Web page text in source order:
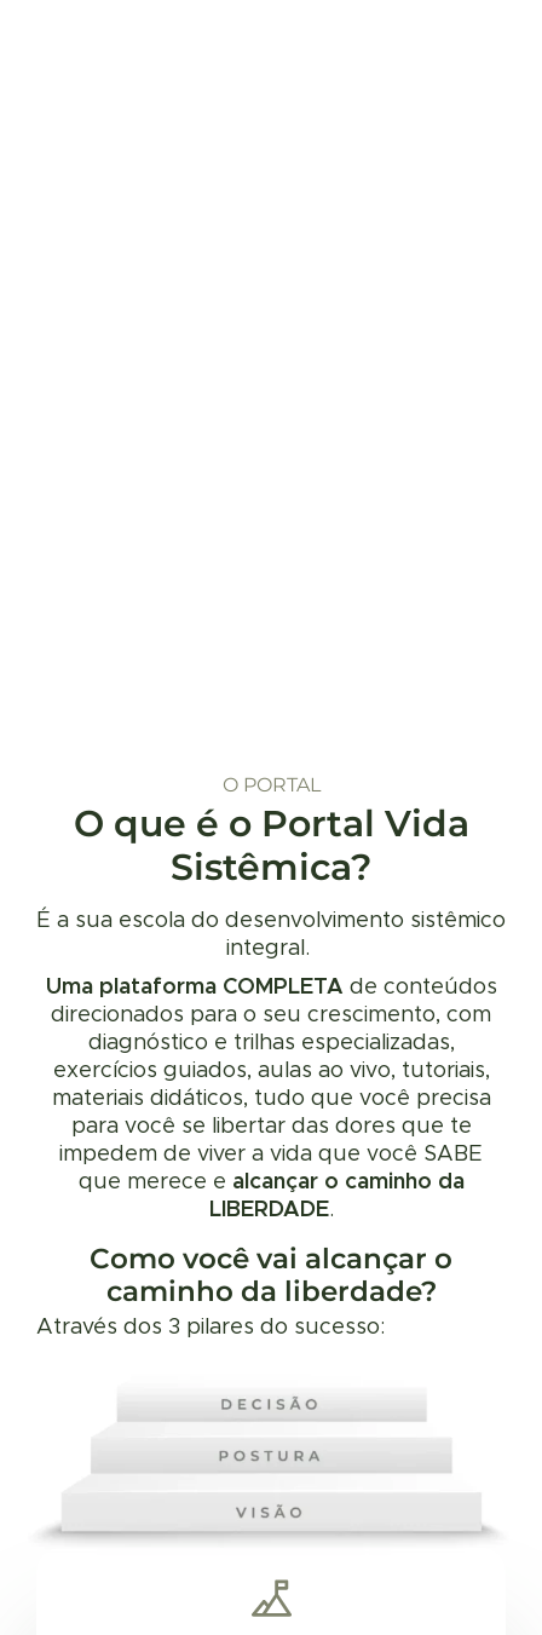
O PORTAL
O que é o Portal Vida
Sistêmica?
É a sua escola do desenvolvimento sistêmico
integral.
Uma plataforma COMPLETA de conteúdos
direcionados para o seu crescimento, com
diagnóstico e trilhas especializadas,
exercícios guiados, aulas ao vivo, tutoriais,
materiais didáticos, tudo que você precisa
para você se libertar das dores que te
impedem de viver a vida que você SABE
que merece e alcançar o caminho da
LIBERDADE.
Como você vai alcançar o
caminho da liberdade?
Através dos 3 pilares do sucesso: